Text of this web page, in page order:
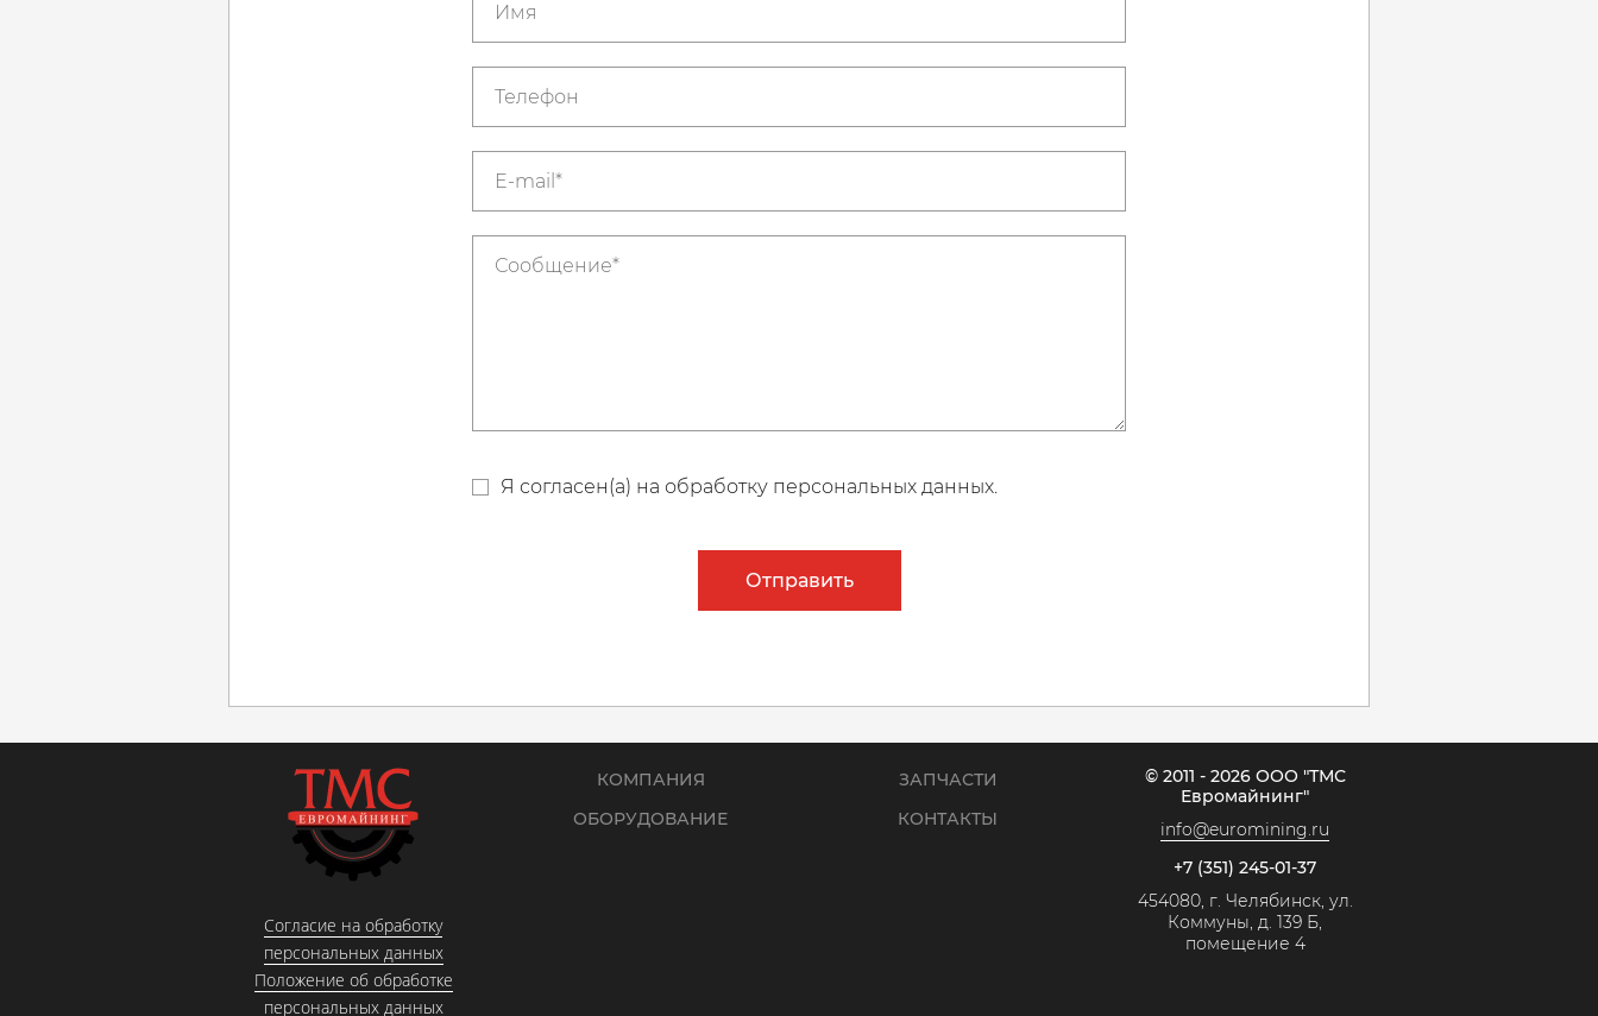
Я согласен(а) на обработку персональных данных.
Отправить
Согласие на обработку
персональных данных
Положение об обработке
персональных данных
КОМПАНИЯ
ОБОРУДОВАНИЕ
ЗАПЧАСТИ
КОНТАКТЫ
© 2011 - 2026 ООО "ТМС
Евромайнинг"
info@euromining.ru
+7 (351) 245-01-37
454080, г. Челябинск, ул.
Коммуны, д. 139 Б,
помещение 4